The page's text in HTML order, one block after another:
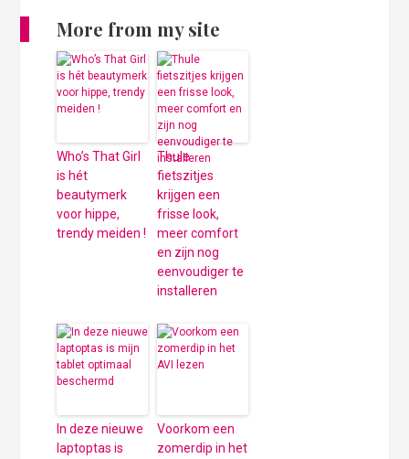
More from my site
Who’s That Girl
is hét
beautymerk
voor hippe,
trendy meiden !
Thule
fietszitjes
krijgen een
frisse look,
meer comfort
en zijn nog
eenvoudiger te
installeren
In deze nieuwe
laptoptas is
Voorkom een
zomerdip in het